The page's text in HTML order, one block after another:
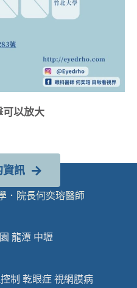
以放大
資訊
．院長何奕瑢醫師
龍潭 中壢
制 乾眼症 視網膜病